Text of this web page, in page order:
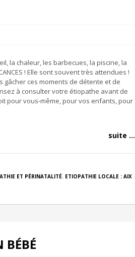
la chaleur, les barbecues, la piscine, la
! Elle sont souvent très attendues !
gâcher ces moments de détente et de
à consulter votre étiopathe avant de
pour vous-même, pour vos enfants, pour
suite ...
ET PÉRINATALITÉ, ETIOPATHIE LOCALE : AIX
BÉBÉ